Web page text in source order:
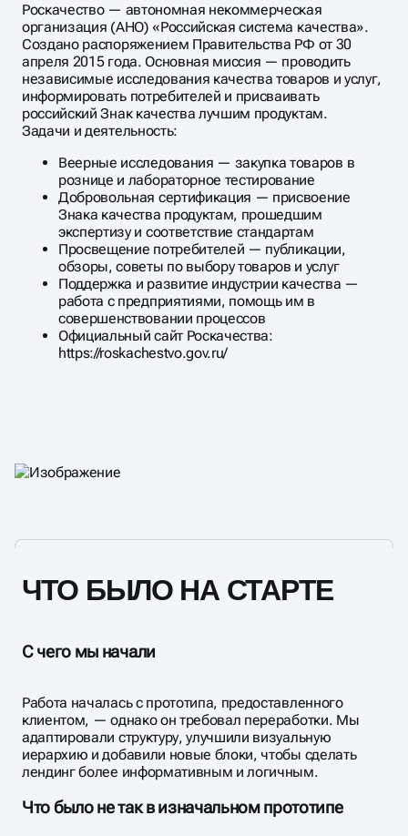
Роскачество — автономная некоммерческая
организация (АНО) «Российская система качества».
Создано распоряжением Правительства РФ от 30
апреля 2015 года. Основная миссия — проводить
независимые исследования качества товаров и услуг,
информировать потребителей и присваивать
российский Знак качества лучшим продуктам.
Задачи и деятельность:
Веерные исследования — закупка товаров в
рознице и лабораторное тестирование
Добровольная сертификация — присвоение
Знака качества продуктам, прошедшим
экспертизу и соответствие стандартам
Просвещение потребителей — публикации,
обзоры, советы по выбору товаров и услуг
Поддержка и развитие индустрии качества —
работа с предприятиями, помощь им в
совершенствовании процессов
Официальный сайт Роскачества:
https://roskachestvo.gov.ru/
ЧТО БЫЛО НА СТАРТЕ
С чего мы начали
Работа началась с прототипа, предоставленного
клиентом, — однако он требовал переработки. Мы
адаптировали структуру, улучшили визуальную
иерархию и добавили новые блоки, чтобы сделать
лендинг более информативным и логичным.
Что было не так в изначальном прототипе